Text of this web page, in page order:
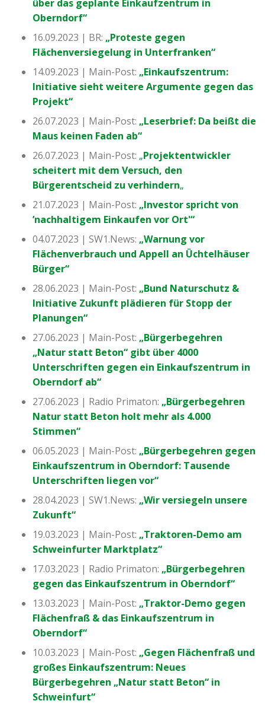
über das geplante Einkaufzentrum in
Oberndorf“
16.09.2023 | BR: „Proteste gegen
Flächenversiegelung in Unterfranken“
14.09.2023 | Main-Post: „Einkaufszentrum:
Initiative sieht weitere Argumente gegen das
Projekt“
26.07.2023 | Main-Post: „Leserbrief: Da beißt die
Maus keinen Faden ab“
26.07.2023 | Main-Post: „Projektentwickler
scheitert mit dem Versuch, den
Bürgerentscheid zu verhindern„
21.07.2023 | Main-Post: „Investor spricht von
’nachhaltigem Einkaufen vor Ort'“
04.07.2023 | SW1.News: „Warnung vor
Flächenverbrauch und Appell an Üchtelhäuser
Bürger“
28.06.2023 | Main-Post: „Bund Naturschutz &
Initiative Zukunft plädieren für Stopp der
Planungen“
27.06.2023 | Main-Post: „Bürgerbegehren
„Natur statt Beton“ gibt über 4000
Unterschriften gegen ein Einkaufszentrum in
Oberndorf ab“
27.06.2023 | Radio Primaton: „Bürgerbegehren
Natur statt Beton holt mehr als 4.000
Stimmen“
06.05.2023 | Main-Post: „Bürgerbegehren gegen
Einkaufszentrum in Oberndorf: Tausende
Unterschriften liegen vor“
28.04.2023 | SW1.News: „Wir versiegeln unsere
Zukunft“
19.03.2023 | Main-Post: „Traktoren-Demo am
Schweinfurter Marktplatz“
17.03.2023 | Radio Primaton: „Bürgerbegehren
gegen das Einkaufszentrum in Oberndorf“
13.03.2023 | Main-Post: „Traktor-Demo gegen
Flächenfraß & das Einkaufszentrum in
Oberndorf“
10.03.2023 | Main-Post: „Gegen Flächenfraß und
großes Einkaufszentrum: Neues
Bürgerbegehren „Natur statt Beton“ in
Schweinfurt“